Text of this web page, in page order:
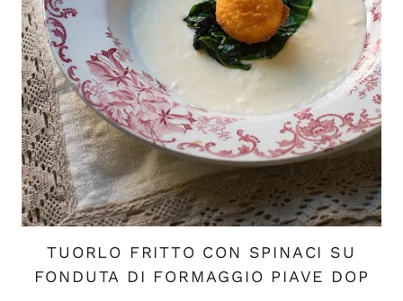
TUORLO FRITTO CON SPINACI SU
FONDUTA DI FORMAGGIO PIAVE DOP